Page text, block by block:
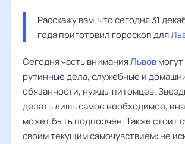
Расскажу вам, что сегодня 31
года приготовил гороскоп для
Сегодня часть вниманияЛьвов
рутинные дела, служебные и
обязанности, нужды питомцев.
делать лишь самое необходимое,
может быть подпорчен. Также стоит
своим текущим самочувствием: не